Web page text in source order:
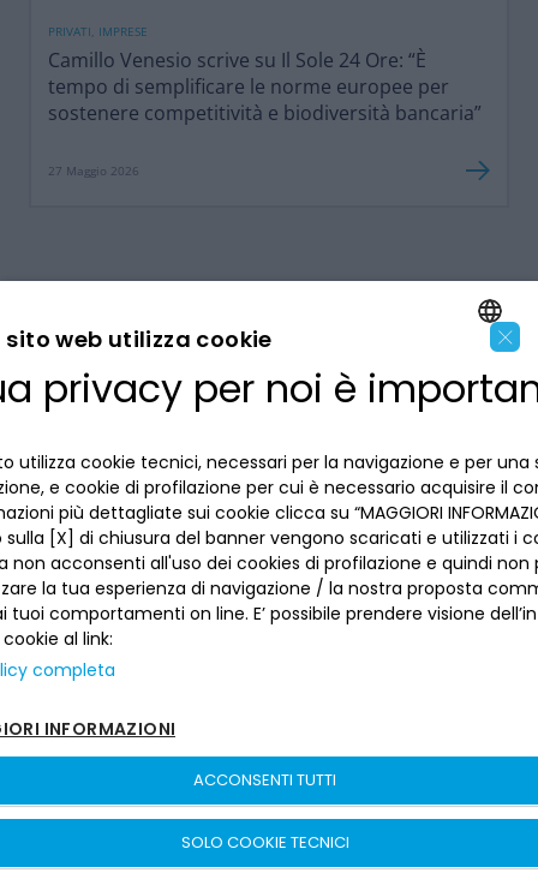
PRIVATI, IMPRESE
Camillo Venesio scrive su Il Sole 24 Ore: “È
tempo di semplificare le norme europee per
sostenere competitività e biodiversità bancaria”
27 Maggio 2026
LA BANCA
Dove siamo
Lavora con noi
Reclami
Numeri utili
INFORMAZIONI PER IL CLIENTE
Privacy
La tua scelta sui cookies
Informativa al pubblico
Sepa
Sicurezza
Depositi dormienti
Arbitro per le Controversie Finanziarie
Fondo Interbancario di Tutela dei Depositi
Cartolarizzazioni
ACCESSIBILITÀ E APP
SEGUICI SUI SOCIAL
Banca del Piemonte | P. Iva 00821100013 –Sitemap–sito creato da
ENGLISH
×
sito web utilizza cookie
privacy per noi è
utilizza cookie tecnici, necessari per la navigazione e per una
e cookie di profilazione per cui è necessario acquisire il
più dettagliate sui cookie clicca su “MAGGIORI
[X] di chiusura del banner vengono scaricati e utilizzati i
non acconsenti all'uso dei cookies di profilazione e quindi non
la tua esperienza di navigazione / la nostra proposta
tuoi comportamenti on line. E’ possibile prendere visione
al link:
completa
INFORMAZIONI
ACCONSENTI TUTTI
SOLO COOKIE TECNICI